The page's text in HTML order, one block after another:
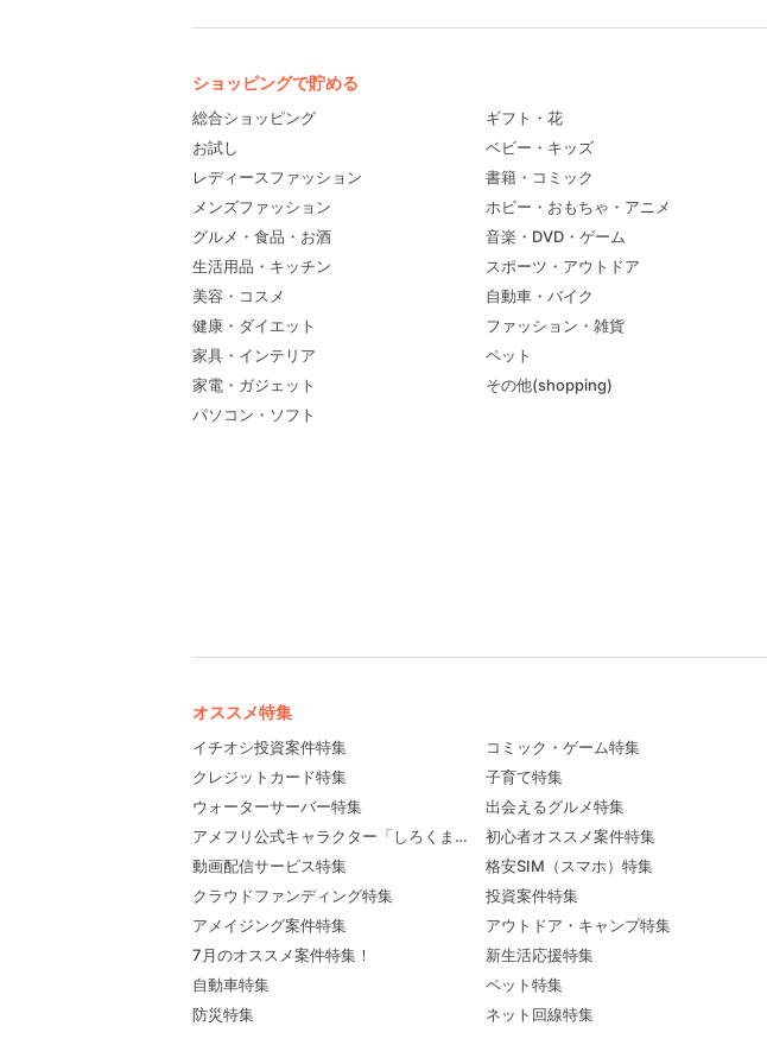
ショッピングで貯める
総合ショッピング
お試し
レディースファッション
メンズファッション
グルメ・食品・お酒
生活用品・キッチン
美容・コスメ
健康・ダイエット
家具・インテリア
家電・ガジェット
パソコン・ソフト
ギフト・花
ベビー・キッズ
書籍・コミック
ホビー・おもちゃ・アニメ
音楽・DVD・ゲーム
スポーツ・アウトドア
自動車・バイク
ファッション・雑貨
ペット
その他(shopping)
オススメ特集
イチオシ投資案件特集
クレジットカード特集
ウォーターサーバー特集
アメフリ公式キャラクター「しろくま先輩」プロフィール
動画配信サービス特集
クラウドファンディング特集
アメイジング案件特集
7月のオススメ案件特集！
自動車特集
防災特集
コミック・ゲーム特集
子育て特集
出会えるグルメ特集
初心者オススメ案件特集
格安SIM（スマホ）特集
投資案件特集
アウトドア・キャンプ特集
新生活応援特集
ペット特集
ネット回線特集